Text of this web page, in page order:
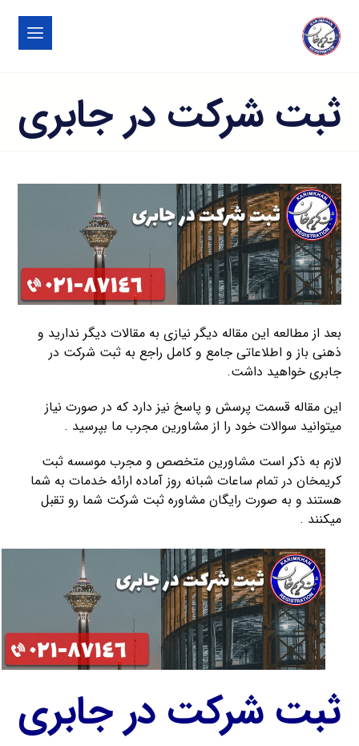
ثبت شرکت در جابری
بعد از مطالعه این مقاله دیگر نیازی به مقالات دیگر ندارید و
ذهنی باز و اطلاعاتی جامع و کامل راجع به ثبت شرکت در
جابری خواهید داشت.
این مقاله قسمت پرسش و پاسخ نیز دارد که در صورت نیاز
میتوانید سوالات خود را از مشاورین مجرب ما بپرسید .
لازم به ذکر است مشاورین متخصص و مجرب موسسه ثبت
کریمخان در تمام ساعات شبانه روز آماده ارائه خدمات به شما
هستند و به صورت رایگان مشاوره ثبت شرکت شما رو تقبل
میکنند .
ثبت شرکت در جابری